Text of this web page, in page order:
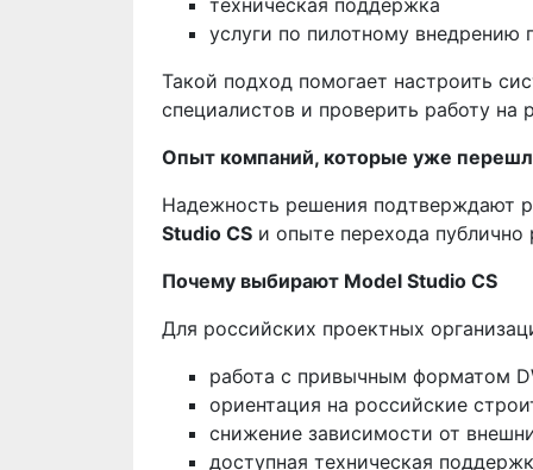
техническая поддержка
услуги по пилотному внедрению
Такой подход помогает настроить
специалистов и проверить работу на
Опыт компаний, которые уже
Надежность решения подтверждают
Studio CS и опыте перехода
Почему выбирают Model Studio CS
Для российских проектных
работа с привычным форматом
ориентация на российские
снижение зависимости от
доступная техническая